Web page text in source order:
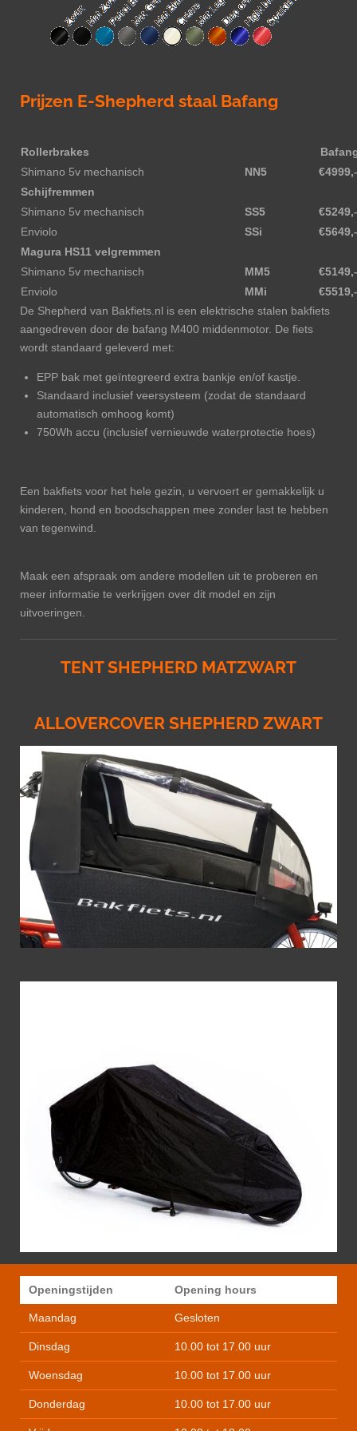
Prijzen E-Shepherd staal Bafang
Rollerbrakes
Shimano 5v mechanisch
NN5
Schijfremmen
Shimano 5v mechanisch
SS5
Enviolo
SSi
Magura HS11 velgremmen
Shimano 5v mechanisch
MM5
Enviolo
MMi
De Shepherd van Bakfiets.nl is een elektrische stalen bakfiets
aangedreven door de bafang M400 middenmotor. De fiets
wordt standaard geleverd met:
EPP bak met geïntegreerd extra bankje en/of kastje.
Standaard inclusief veersysteem (zodat de standaard
automatisch omhoog komt)
750Wh accu (inclusief vernieuwde waterprotectie hoes)
Een bakfiets voor het hele gezin, u vervoert er gemakkelijk u
kinderen, hond en boodschappen mee zonder last te hebben
van tegenwind.
Maak een afspraak om andere modellen uit te proberen en
meer informatie te verkrijgen over dit model en zijn
uitvoeringen.
TENT SHEPHERD MATZWART
ALLOVERCOVER SHEPHERD ZWART
Openingstijden Opening hours
Maandag Gesloten
Dinsdag 10.00 tot 17.00 uur
Woensdag 10.00 tot 17.00 uur
Donderdag 10.00 tot 17.00 uur